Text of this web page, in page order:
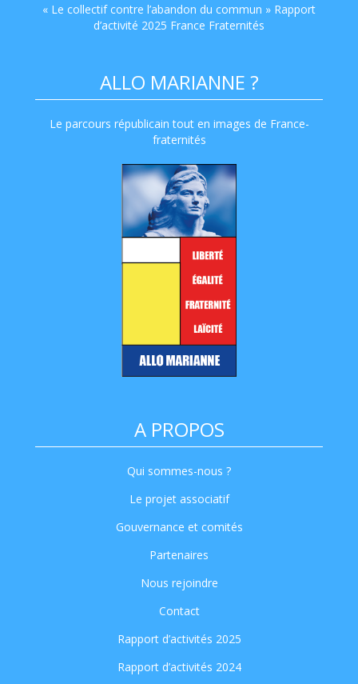
« Le collectif contre l’abandon du commun » Rapport
d’activité 2025 France Fraternités
ALLO MARIANNE ?
Le parcours républicain tout en images de France-
fraternités
A PROPOS
Qui sommes-nous ?
Le projet associatif
Gouvernance et comités
Partenaires
Nous rejoindre
Contact
Rapport d’activités 2025
Rapport d’activités 2024